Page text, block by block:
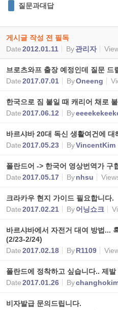
질문과대답
게시글 작성 전 필독
Date2012.01.11 By관리자
브로츠와프 출장 예정인데 질문 드
Date2017.07.01 ByOneeng
한국으로 짐 붙일 때 캐리어 채로
Date2017.06.12 By
바르샤바 20대 독신 생활여건에 대
Date2017.05.23 ByVincentKim
폴란드어 -> 한국어 영상번역가 구
Date2017.05.17 Bynhsu
크라카우 현지 가이드 필요합니다.
Date2017.02.21 By어닝쇼크
바르샤바에서 자전거 대여 방법...
(2/23-2/24)
Date2017.02.18 ByR1109
폴란드에 정착하고 싶습니다.. 제발
Date2017.01.26 By
비자발급 문의드립니다.